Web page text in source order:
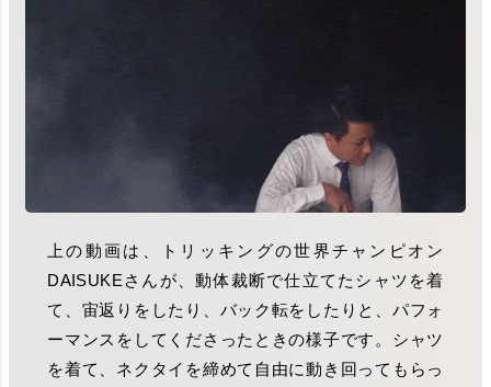
上の動画は、トリッキングの世界チャンピオン
DAISUKEさんが、動体裁断で仕立てたシャツを着
て、宙返りをしたり、バック転をしたりと、パフォ
ーマンスをしてくださったときの様子です。シャツ
を着て、ネクタイを締めて自由に動き回ってもらっ